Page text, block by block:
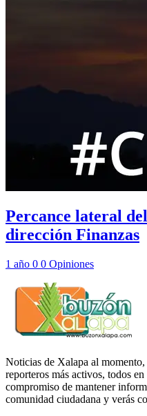
Percance lateral
dirección Finanzas
1 año 0 0 Opiniones
Noticias de Xalapa al
reporteros más activos, todos
compromiso de mantener
comunidad ciudadana y verás